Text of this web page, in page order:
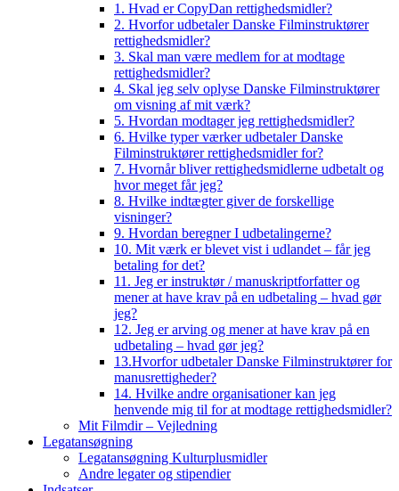
1. Hvad er CopyDan rettighedsmidler?
2. Hvorfor udbetaler Danske Filminstruktører
rettighedsmidler?
3. Skal man være medlem for at modtage
rettighedsmidler?
4. Skal jeg selv oplyse Danske Filminstruktører
om visning af mit værk?
5. Hvordan modtager jeg rettighedsmidler?
6. Hvilke typer værker udbetaler Danske
Filminstruktører rettighedsmidler for?
7. Hvornår bliver rettighedsmidlerne udbetalt og
hvor meget får jeg?
8. Hvilke indtægter giver de forskellige
visninger?
9. Hvordan beregner I udbetalingerne?
10. Mit værk er blevet vist i udlandet – får jeg
betaling for det?
11. Jeg er instruktør / manuskriptforfatter og
mener at have krav på en udbetaling – hvad gør
jeg?
12. Jeg er arving og mener at have krav på en
udbetaling – hvad gør jeg?
13.Hvorfor udbetaler Danske Filminstruktører for
manusrettigheder?
14. Hvilke andre organisationer kan jeg
henvende mig til for at modtage rettighedsmidler?
Mit Filmdir – Vejledning
Legatansøgning
Legatansøgning Kulturplusmidler
Andre legater og stipendier